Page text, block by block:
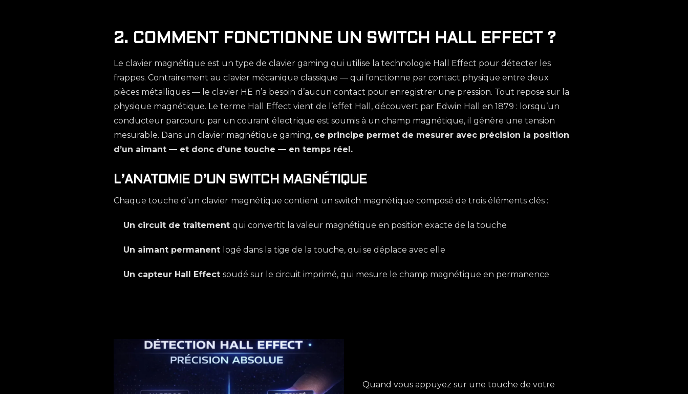
2. COMMENT FONCTIONNE UN SWITCH HALL EFFECT ?
Le clavier magnétique est un type de clavier gaming qui utilise la technologie Hall Effect pour détecter les
frappes. Contrairement au clavier mécanique classique — qui fonctionne par contact physique entre deux
pièces métalliques — le clavier HE n’a besoin d’aucun contact pour enregistrer une pression. Tout repose sur la
physique magnétique. Le terme Hall Effect vient de l’effet Hall, découvert par Edwin Hall en 1879 : lorsqu’un
conducteur parcouru par un courant électrique est soumis à un champ magnétique, il génère une tension
mesurable. Dans un clavier magnétique gaming, ce principe permet de mesurer avec précision la position
d’un aimant — et donc d’une touche — en temps réel.
L’ANATOMIE D’UN SWITCH MAGNÉTIQUE
Chaque touche d’un clavier magnétique contient un switch magnétique composé de trois éléments clés :
Un circuit de traitementqui convertit la valeur magnétique en position exacte de la touche
Un aimant permanent logé dans la tige de la touche, qui se déplace avec elle
Un capteur Hall Effectsoudé sur le circuit imprimé, qui mesure le champ magnétique en permanence
Quand vous appuyez sur une touche de votre